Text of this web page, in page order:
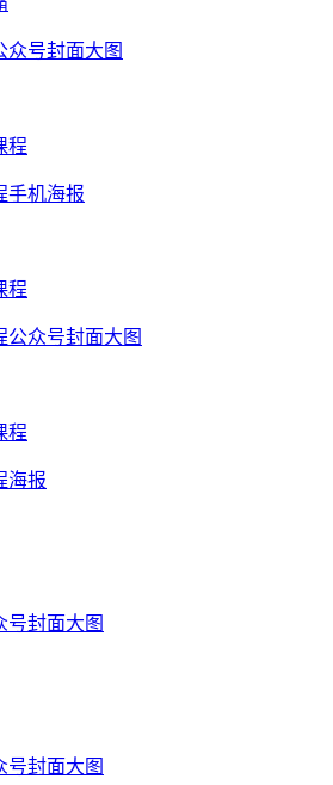
众号封面大图
手机海报
公众号封面大图
海报
号封面大图
号封面大图